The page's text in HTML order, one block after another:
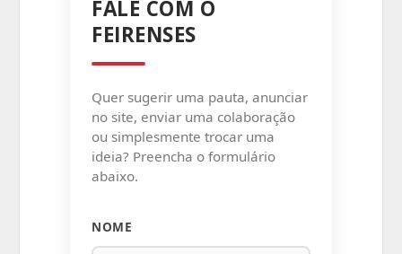
FALE COM O
FEIRENSES
Quer sugerir uma pauta, anunciar
no site, enviar uma colaboração
ou simplesmente trocar uma
ideia? Preencha o formulário
abaixo.
NOME